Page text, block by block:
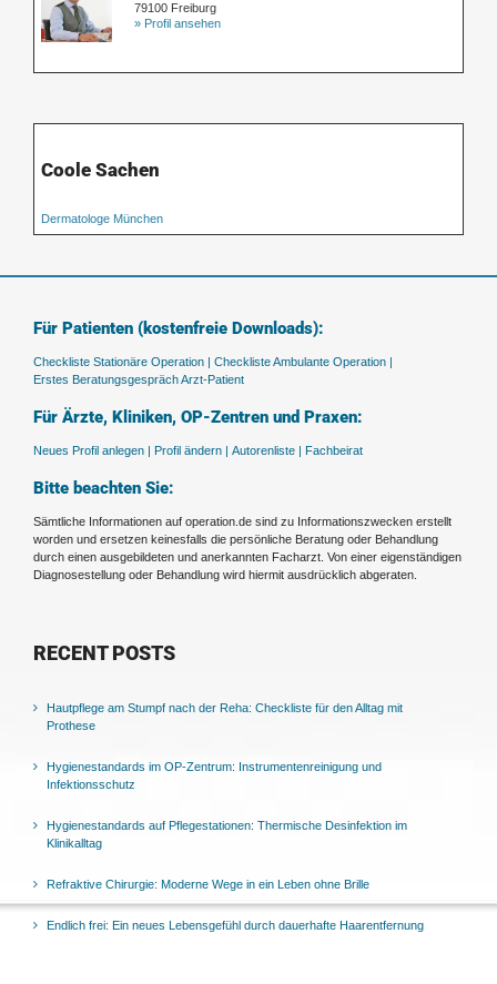
79100 Freiburg
» Profil ansehen
Coole Sachen
Dermatologe München
Für Patienten (kostenfreie Downloads):
Checkliste Stationäre Operation | Checkliste Ambulante Operation |
Erstes Beratungsgespräch Arzt-Patient
Für Ärzte, Kliniken, OP-Zentren und Praxen:
Neues Profil anlegen | Profil ändern | Autorenliste | Fachbeirat
Bitte beachten Sie:
Sämtliche Informationen auf operation.de sind zu Informationszwecken erstellt
worden und ersetzen keinesfalls die persönliche Beratung oder Behandlung
durch einen ausgebildeten und anerkannten Facharzt. Von einer eigenständigen
Diagnosestellung oder Behandlung wird hiermit ausdrücklich abgeraten.
RECENT POSTS
Hautpflege am Stumpf nach der Reha: Checkliste für den Alltag mit
Prothese
Hygienestandards im OP-Zentrum: Instrumentenreinigung und
Infektionsschutz
Hygienestandards auf Pflegestationen: Thermische Desinfektion im
Klinikalltag
Refraktive Chirurgie: Moderne Wege in ein Leben ohne Brille
Endlich frei: Ein neues Lebensgefühl durch dauerhafte Haarentfernung